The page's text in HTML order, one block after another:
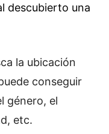
descubierto una
la ubicación
conseguir
género, el
etc.